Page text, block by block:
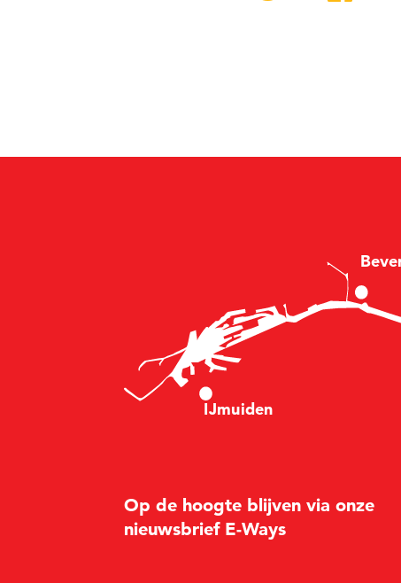
IJmuiden
Beve
Op de hoogte blijven via onze
nieuwsbrief E-Ways